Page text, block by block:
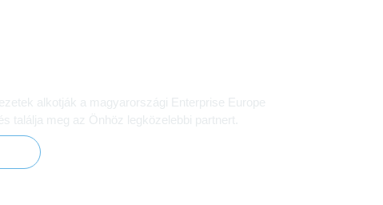
alkotják a magyarországi Enterprise Europe
találja meg az Önhöz legközelebbi partnert.